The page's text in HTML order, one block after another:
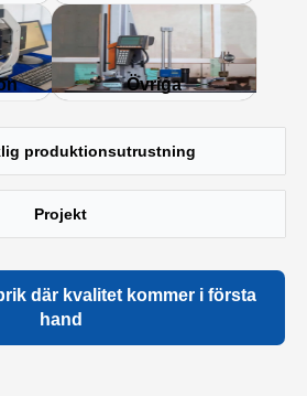
produktionsutrustning
Projekt
Övriga
där kvalitet kommer i första
hand